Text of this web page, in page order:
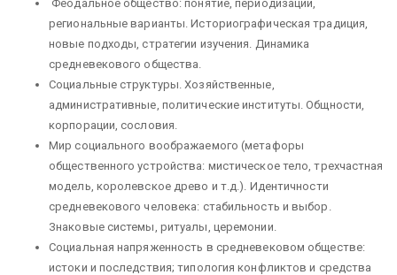
Феодальное общество: понятие, периодизации,
региональные варианты. Историографическая традиция,
новые подходы, стратегии изучения. Динамика
средневекового общества.
Социальные структуры. Хозяйственные,
административные, политические институты. Общности,
корпорации, сословия.
Мир социального воображаемого (метафоры
общественного устройства: мистическое тело, трехчастная
модель, королевское древо и т.д.). Идентичности
средневекового человека: стабильность и выбор.
Знаковые системы, ритуалы, церемонии.
Социальная напряженность в средневековом обществе:
истоки и последствия; типология конфликтов и средства